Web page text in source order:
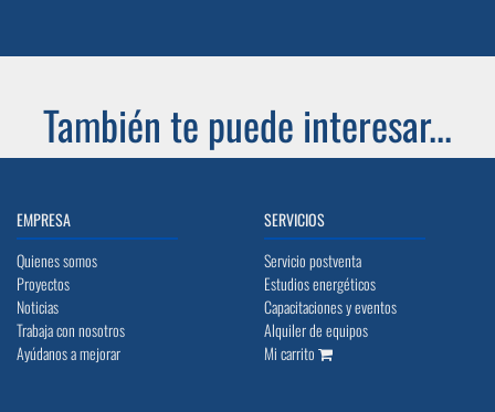
También te puede interesar...
EMPRESA
Quienes somos
Proyectos
Noticias
Trabaja con nosotros
Ayúdanos a mejorar
SERVICIOS
Servicio postventa
Estudios energéticos
Capacitaciones y eventos
Alquiler de equipos
Mi carrito